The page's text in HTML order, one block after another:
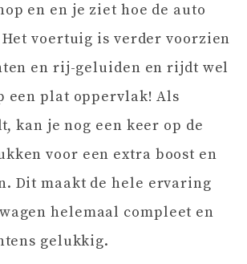
en en je ziet hoe de auto
voertuig is verder voorzien
en rij-geluiden en rijdt wel
een plat oppervlak! Als
kan je nog een keer op de
voor een extra boost en
Dit maakt de hele ervaring
helemaal compleet en
gelukkig.